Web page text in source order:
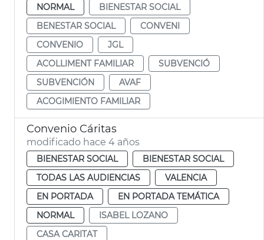
NORMAL
BIENESTAR SOCIAL
BENESTAR SOCIAL
CONVENI
CONVENIO
JGL
ACOLLIMENT FAMILIAR
SUBVENCIÓ
SUBVENCIÓN
AVAF
ACOGIMIENTO FAMILIAR
Convenio Cáritas
modificado hace 4 años
BIENESTAR SOCIAL
BIENESTAR SOCIAL
TODAS LAS AUDIENCIAS
VALENCIA
EN PORTADA
EN PORTADA TEMÁTICA
NORMAL
ISABEL LOZANO
CASA CARITAT